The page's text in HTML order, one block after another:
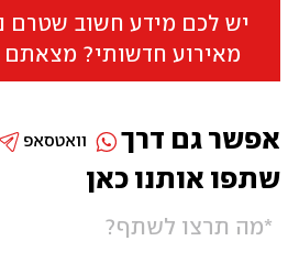
יש לכם מידע חשוב שטרם
מאירוע חדשותי?
שתפו אותנו כאן
אפשר גם דרך וואטסאפ